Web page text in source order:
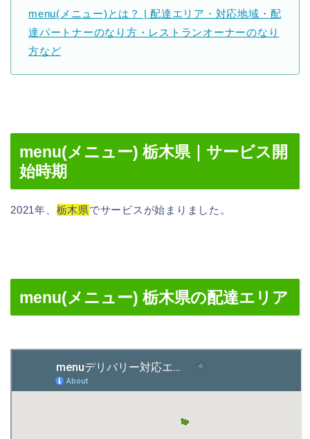
menu(メニュー)とは？ | 配達エリア・対応地域・配
達パートナーのなり方・レストランオーナーのなり
方など
menu(メニュー) 栃木県｜サービス開
始時期
2021年、 栃木県でサービスが始まりました。
menu(メニュー) 栃木県の配達エリア